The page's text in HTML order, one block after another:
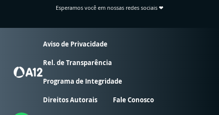
Esperamos você em nossas redes sociais ❤
Aviso de Privacidade
Rel. de Transparência
Programa de Integridade
Direitos Autorais Fale Conosco